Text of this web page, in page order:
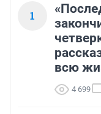
1
всю
4 699